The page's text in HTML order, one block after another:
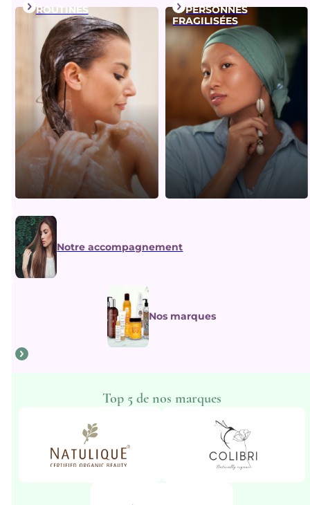
ROUTINES
PERSONNES
FRAGILISÉES
Notre accompagnement
Nos marques
Top 5 de nos marques